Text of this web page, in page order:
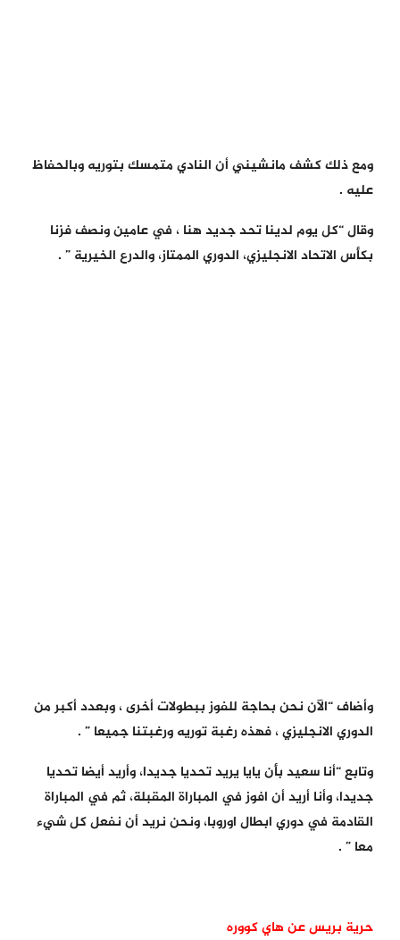
ومع ذلك كشف مانشيني أن النادي متمسك بتوريه وبالحفاظ
عليه .
وقال “كل يوم لدينا تحد جديد هنا ، في عامين ونصف فزنا
بكأس الاتحاد الانجليزي، الدوري الممتاز، والدرع الخيرية ” .
وأضاف “الآن نحن بحاجة للفوز ببطولات أخرى ، وبعدد أكبر من
الدوري الانجليزي ، فهذه رغبة توريه ورغبتنا جميعا ” .
وتابع “أنا سعيد بأن يايا يريد تحديا جديدا، وأريد أيضا تحديا
جديدا، وأنا أريد أن افوز في المباراة المقبلة، ثم في المباراة
القادمة في دوري ابطال اوروبا، ونحن نريد أن نفعل كل شيء
معا ” .
حرية بريس عن هاي كووره